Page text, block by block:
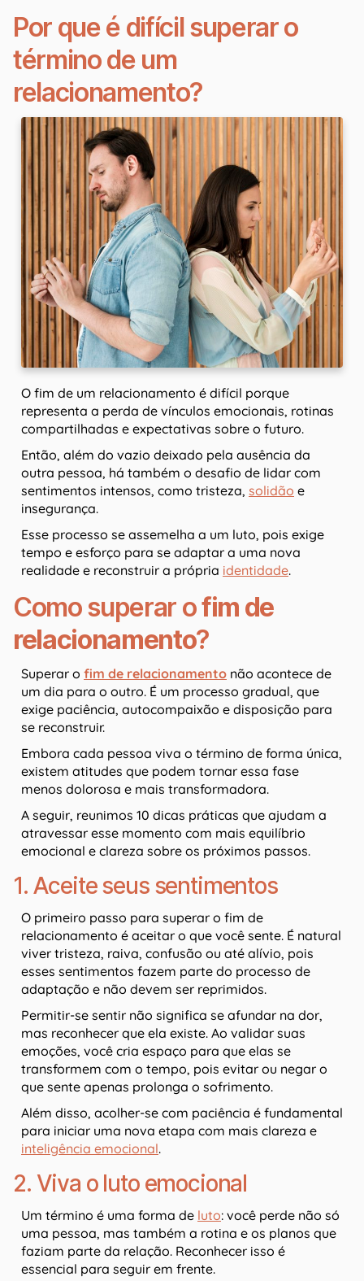
Por que é difícil superar o
término de um
relacionamento?
O fim de um relacionamento é difícil porque
representa a perda de vínculos emocionais, rotinas
compartilhadas e expectativas sobre o futuro.
Então, além do vazio deixado pela ausência da
outra pessoa, há também o desafio de lidar com
sentimentos intensos, como tristeza, solidão e
insegurança.
Esse processo se assemelha a um luto, pois exige
tempo e esforço para se adaptar a uma nova
realidade e reconstruir a própria identidade.
Como superar ofim de
relacionamento?
Superar o fim de relacionamento não acontece de
um dia para o outro. É um processo gradual, que
exige paciência, autocompaixão e disposição para
se reconstruir.
Embora cada pessoa viva o término de forma única,
existem atitudes que podem tornar essa fase
menos dolorosa e mais transformadora.
A seguir, reunimos 10 dicas práticas que ajudam a
atravessar esse momento com mais equilíbrio
emocional e clareza sobre os próximos passos.
1. Aceite seus sentimentos
O primeiro passo para superar o fim de
relacionamento é aceitar o que você sente. É natural
viver tristeza, raiva, confusão ou até alívio, pois
esses sentimentos fazem parte do processo de
adaptação e não devem ser reprimidos.
Permitir-se sentir não significa se afundar na dor,
mas reconhecer que ela existe. Ao validar suas
emoções, você cria espaço para que elas se
transformem com o tempo, pois evitar ou negar o
que sente apenas prolonga o sofrimento.
Além disso, acolher-se com paciência é fundamental
para iniciar uma nova etapa com mais clareza e
inteligência emocional.
2. Viva o luto emocional
Um término é uma forma de luto: você perde não só
uma pessoa, mas também a rotina e os planos que
faziam parte da relação. Reconhecer isso é
essencial para seguir em frente.